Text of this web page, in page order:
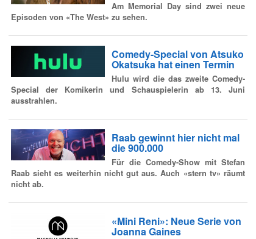
Am Memorial Day sind zwei neue
Episoden von «The West» zu sehen.
Comedy-Special von Atsuko
Okatsuka hat einen Termin
Hulu wird die das zweite Comedy-
Special der Komikerin und Schauspielerin ab 13. Juni
ausstrahlen.
Raab gewinnt hier nicht mal
die 900.000
Für die Comedy-Show mit Stefan
Raab sieht es weiterhin nicht gut aus. Auch «stern tv» räumt
nicht ab.
«Mini Reni»: Neue Serie von
Joanna Gaines